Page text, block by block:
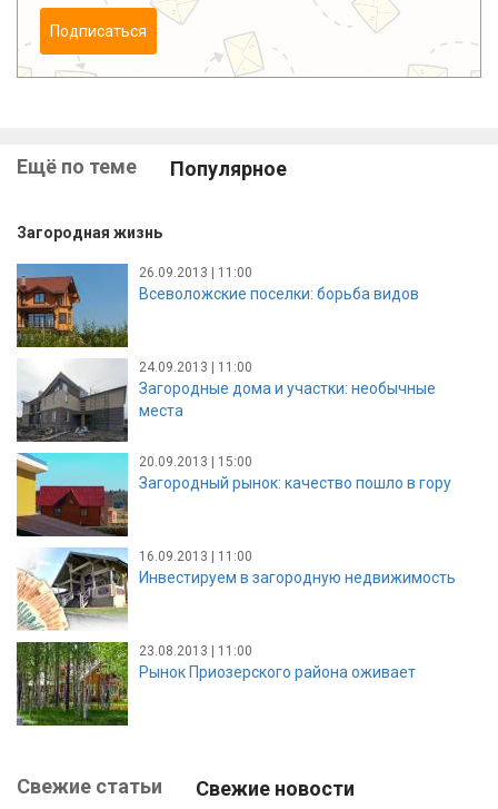
Подписаться
Ещё по теме Популярное
Загородная жизнь
26.09.2013 | 11:00
Всеволожские поселки: борьба видов
24.09.2013 | 11:00
Загородные дома и участки: необычные
места
20.09.2013 | 15:00
Загородный рынок: качество пошло в гору
16.09.2013 | 11:00
Инвестируем в загородную недвижимость
23.08.2013 | 11:00
Рынок Приозерского района оживает
Свежие статьи Свежие новости